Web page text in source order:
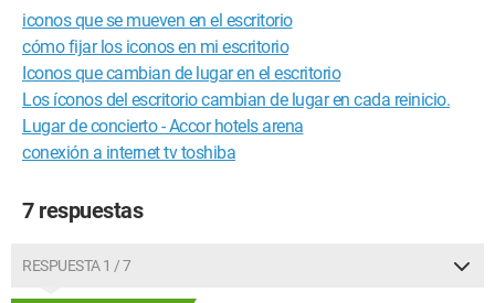
iconos que se mueven en el escritorio
cómo fijar los iconos en mi escritorio
Iconos que cambian de lugar en el escritorio
Los íconos del escritorio cambian de lugar en cada reinicio.
Lugar de concierto - Accor hotels arena
conexión a internet tv toshiba
7 respuestas
RESPUESTA 1 / 7